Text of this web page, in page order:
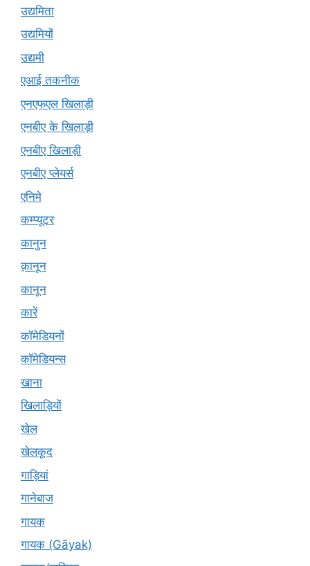
उद्यमिता
उद्यमियों
उद्यमी
एआई तकनीक
एनएफएल खिलाड़ी
एनबीए के खिलाड़ी
एनबीए खिलाड़ी
एनबीए प्लेयर्स
एनिमे
कम्प्यूटर
कानुन
क़ानून
कानून
कारें
कॉमेडियनों
कॉमेडियन्स
खाना
खिलाड़ियों
खेल
खेलकूद
गाड़ियां
गानेबाज
गायक
गायक (Gāyak)